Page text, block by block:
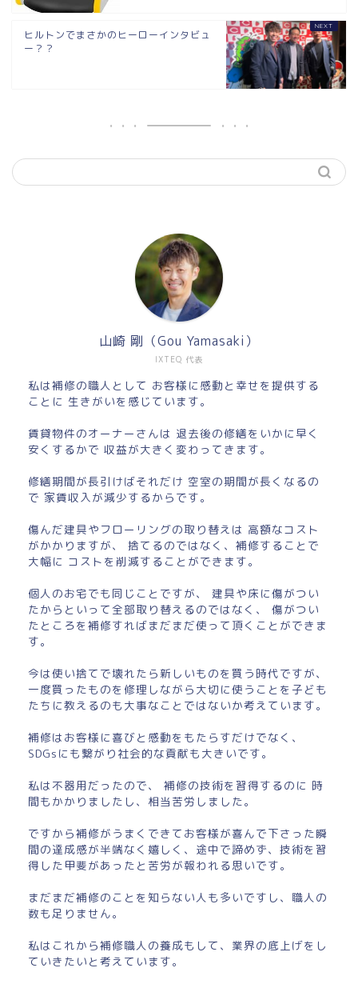
ヒルトンでまさかのヒーローインタビュ
ー？？
IXTEQ 代表
山崎 剛（Gou Yamasaki）
私は補修の職人として お客様に感動と幸せを提供する
ことに 生きがいを感じています。
賃貸物件のオーナーさんは 退去後の修繕をいかに早く
安くするかで 収益が大きく変わってきます。
修繕期間が長引けばそれだけ 空室の期間が長くなるの
で 家賃収入が減少するからです。
傷んだ建具やフローリングの取り替えは 高額なコスト
がかかりますが、 捨てるのではなく、補修することで
大幅に コストを削減することができます。
個人のお宅でも同じことですが、 建具や床に傷がつい
たからといって全部取り替えるのではなく、 傷がつい
たところを補修すればまだまだ使って頂くことができま
す。
今は使い捨てで壊れたら新しいものを買う時代ですが、
一度買ったものを修理しながら大切に使うことを子ども
たちに教えるのも大事なことではないか考えています。
補修はお客様に喜びと感動をもたらすだけでなく、
SDGsにも繋がり社会的な貢献も大きいです。
私は不器用だったので、 補修の技術を習得するのに 時
間もかかりましたし、相当苦労しました。
ですから補修がうまくできてお客様が喜んで下さった瞬
間の達成感が半端なく嬉しく、途中で諦めず、技術を習
得した甲斐があったと苦労が報われる思いです。
まだまだ補修のことを知らない人も多いですし、職人の
数も足りません。
私はこれから補修職人の養成もして、業界の底上げをし
ていきたいと考えています。